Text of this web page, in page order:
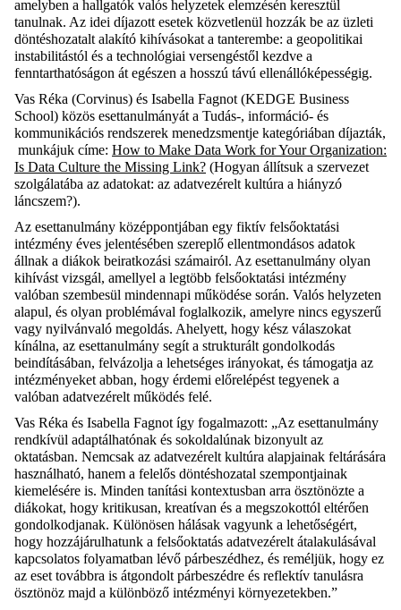
amelyben a hallgatók valós helyzetek elemzésén keresztül
tanulnak. Az idei díjazott esetek közvetlenül hozzák be az üzleti
döntéshozatalt alakító kihívásokat a tanterembe: a geopolitikai
instabilitástól és a technológiai versengéstől kezdve a
fenntarthatóságon át egészen a hosszú távú ellenállóképességig.
Vas Réka (Corvinus) és Isabella Fagnot (KEDGE Business
School) közös esettanulmányát a Tudás-, információ- és
kommunikációs rendszerek menedzsmentje kategóriában díjazták,
munkájuk címe: How to Make Data Work for Your Organization:
Is Data Culture the Missing Link? (Hogyan állítsuk a szervezet
szolgálatába az adatokat: az adatvezérelt kultúra a hiányzó
láncszem?).
Az esettanulmány középpontjában egy fiktív felsőoktatási
intézmény éves jelentésében szereplő ellentmondásos adatok
állnak a diákok beiratkozási számairól. Az esettanulmány olyan
kihívást vizsgál, amellyel a legtöbb felsőoktatási intézmény
valóban szembesül mindennapi működése során. Valós helyzeten
alapul, és olyan problémával foglalkozik, amelyre nincs egyszerű
vagy nyilvánvaló megoldás. Ahelyett, hogy kész válaszokat
kínálna, az esettanulmány segít a strukturált gondolkodás
beindításában, felvázolja a lehetséges irányokat, és támogatja az
intézményeket abban, hogy érdemi előrelépést tegyenek a
valóban adatvezérelt működés felé.
Vas Réka és Isabella Fagnot így fogalmazott: „Az esettanulmány
rendkívül adaptálhatónak és sokoldalúnak bizonyult az
oktatásban. Nemcsak az adatvezérelt kultúra alapjainak feltárására
használható, hanem a felelős döntéshozatal szempontjainak
kiemelésére is. Minden tanítási kontextusban arra ösztönözte a
diákokat, hogy kritikusan, kreatívan és a megszokottól eltérően
gondolkodjanak. Különösen hálásak vagyunk a lehetőségért,
hogy hozzájárulhatunk a felsőoktatás adatvezérelt átalakulásával
kapcsolatos folyamatban lévő párbeszédhez, és reméljük, hogy ez
az eset továbbra is átgondolt párbeszédre és reflektív tanulásra
ösztönöz majd a különböző intézményi környezetekben.”